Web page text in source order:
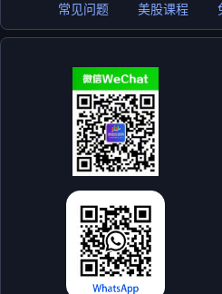
常见问题 美股课程